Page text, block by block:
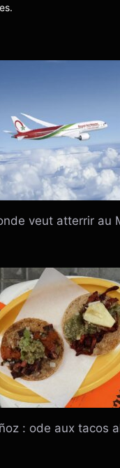
veut atterrir au
: ode aux tacos